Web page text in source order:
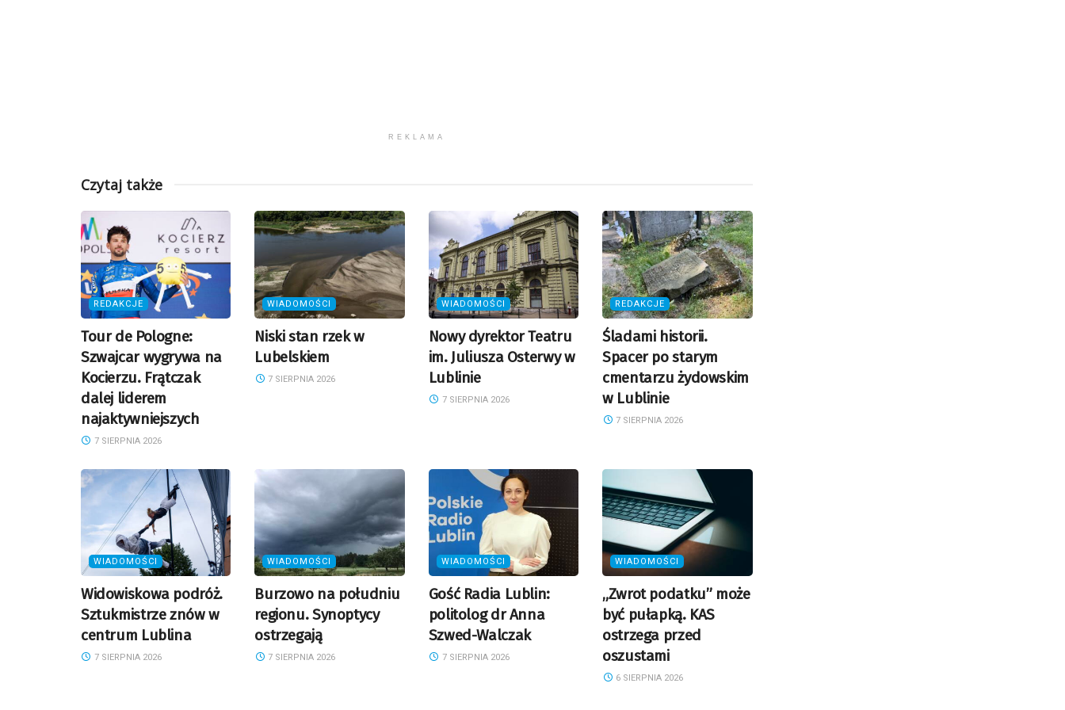
REKLAMA
Czytaj także
REDAKCJE
Tour de Pologne:
Szwajcar wygrywa na
Kocierzu. Frątczak
dalej liderem
najaktywniejszych
7 SIERPNIA 2026
WIADOMOŚCI
Niski stan rzek w
Lubelskiem
7 SIERPNIA 2026
WIADOMOŚCI
Nowy dyrektor Teatru
im. Juliusza Osterwy w
Lublinie
7 SIERPNIA 2026
REDAKCJE
Śladami historii.
Spacer po starym
cmentarzu żydowskim
w Lublinie
7 SIERPNIA 2026
WIADOMOŚCI
Widowiskowa podróż.
Sztukmistrze znów w
centrum Lublina
7 SIERPNIA 2026
WIADOMOŚCI
Burzowo na południu
regionu. Synoptycy
ostrzegają
7 SIERPNIA 2026
WIADOMOŚCI
Gość Radia Lublin:
politolog dr Anna
Szwed-Walczak
7 SIERPNIA 2026
WIADOMOŚCI
„Zwrot podatku” może
być pułapką. KAS
ostrzega przed
oszustami
6 SIERPNIA 2026